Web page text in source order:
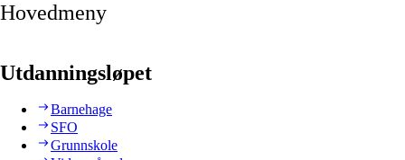
Hovedmeny
Utdanningsløpet
Barnehage
SFO
Grunnskole